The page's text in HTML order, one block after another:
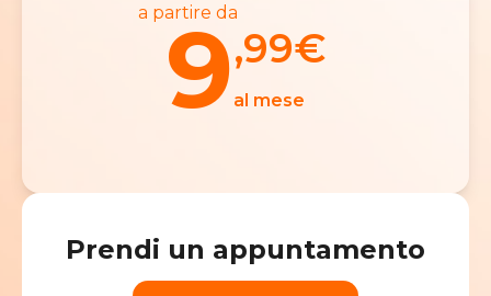
a partire da
9,99€
al mese
Prendi un appuntamento